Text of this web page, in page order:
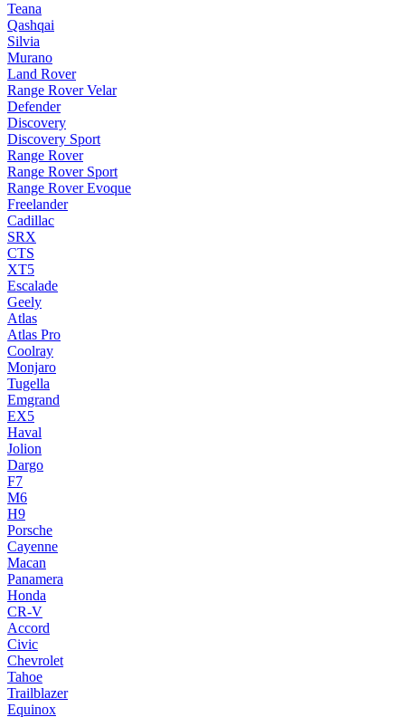
Teana
Qashqai
Silvia
Murano
Land Rover
Range Rover Velar
Defender
Discovery
Discovery Sport
Range Rover
Range Rover Sport
Range Rover Evoque
Freelander
Cadillac
SRX
CTS
XT5
Escalade
Geely
Atlas
Atlas Pro
Coolray
Monjaro
Tugella
Emgrand
EX5
Haval
Jolion
Dargo
F7
M6
H9
Porsche
Cayenne
Macan
Panamera
Honda
CR-V
Accord
Civic
Chevrolet
Tahoe
Trailblazer
Equinox